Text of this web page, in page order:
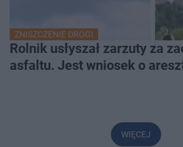
ZNISZCZENIE DROGI
Rolnik usłyszał zarzuty za
asfaltu. Jest wniosek o
WIĘCEJ